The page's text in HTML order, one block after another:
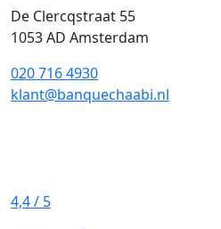
De Clercqstraat 55
1053 AD Amsterdam
020 716 4930
klant@banquechaabi.nl
4,4/ 5